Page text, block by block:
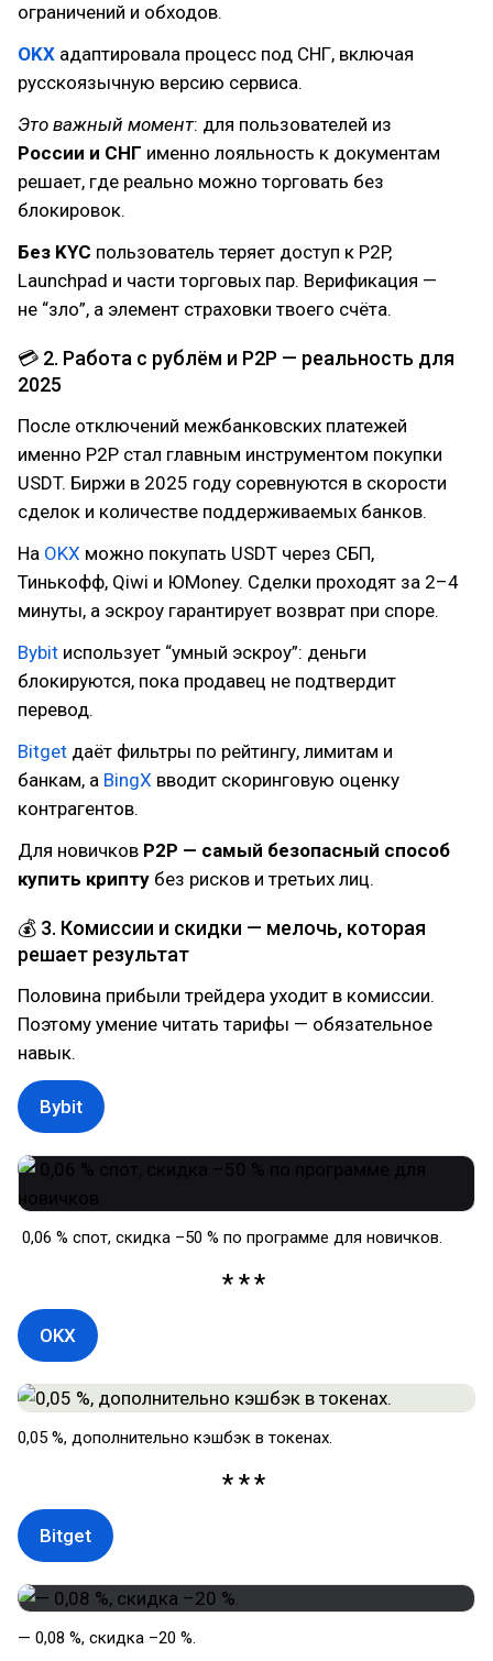
ограничений и обходов.
OKX адаптировала процесс под СНГ, включая
русскоязычную версию сервиса.
Это важный момент: для пользователей из
России и СНГ именно лояльность к документам
решает, где реально можно торговать без
блокировок.
Без KYC пользователь теряет доступ к P2P,
Launchpad и части торговых пар. Верификация —
не “зло”, а элемент страховки твоего счёта.
💳 2. Работа с рублём и P2P — реальность для
2025
После отключений межбанковских платежей
именно P2P стал главным инструментом покупки
USDT. Биржи в 2025 году соревнуются в скорости
сделок и количестве поддерживаемых банков.
На OKX можно покупать USDT через СБП,
Тинькофф, Qiwi и ЮMoney. Сделки проходят за 2–4
минуты, а эскроу гарантирует возврат при споре.
Bybit использует “умный эскроу”: деньги
блокируются, пока продавец не подтвердит
перевод.
Bitget даёт фильтры по рейтингу, лимитам и
банкам, а BingX вводит скоринговую оценку
контрагентов.
Для новичков P2P — самый безопасный способ
купить крипту без рисков и третьих лиц.
💰 3. Комиссии и скидки — мелочь, которая
решает результат
Половина прибыли трейдера уходит в комиссии.
Поэтому умение читать тарифы — обязательное
навык.
Bybit
0,06 % спот, скидка –50 % по программе для новичков.
OKX
0,05 %, дополнительно кэшбэк в токенах.
Bitget
— 0,08 %, скидка –20 %.